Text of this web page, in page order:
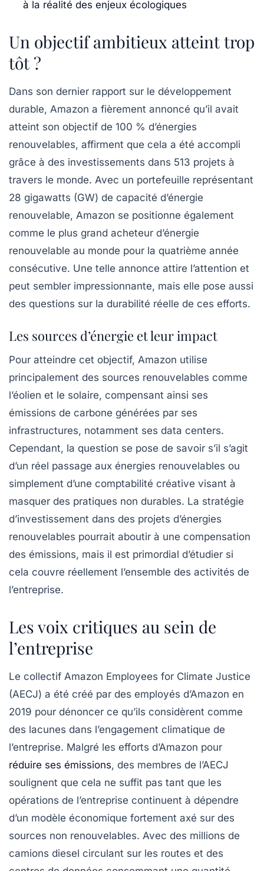
à la réalité des enjeux écologiques
Un objectif ambitieux atteint trop
tôt ?
Dans son dernier rapport sur le développement
durable, Amazon a fièrement annoncé qu’il avait
atteint son objectif de 100 % d’énergies
renouvelables, affirment que cela a été accompli
grâce à des investissements dans 513 projets à
travers le monde. Avec un portefeuille représentant
28 gigawatts (GW) de capacité d’énergie
renouvelable, Amazon se positionne également
comme le plus grand acheteur d’énergie
renouvelable au monde pour la quatrième année
consécutive. Une telle annonce attire l’attention et
peut sembler impressionnante, mais elle pose aussi
des questions sur la durabilité réelle de ces efforts.
Les sources d’énergie et leur impact
Pour atteindre cet objectif, Amazon utilise
principalement des sources renouvelables comme
l’éolien et le solaire, compensant ainsi ses
émissions de carbone générées par ses
infrastructures, notamment ses data centers.
Cependant, la question se pose de savoir s’il s’agit
d’un réel passage aux énergies renouvelables ou
simplement d’une comptabilité créative visant à
masquer des pratiques non durables. La stratégie
d’investissement dans des projets d’énergies
renouvelables pourrait aboutir à une compensation
des émissions, mais il est primordial d’étudier si
cela couvre réellement l’ensemble des activités de
l’entreprise.
Les voix critiques au sein de
l’entreprise
Le collectif Amazon Employees for Climate Justice
(AECJ) a été créé par des employés d’Amazon en
2019 pour dénoncer ce qu’ils considèrent comme
des lacunes dans l’engagement climatique de
l’entreprise. Malgré les efforts d’Amazon pour
réduire ses émissions, des membres de l’AECJ
soulignent que cela ne suffit pas tant que les
opérations de l’entreprise continuent à dépendre
d’un modèle économique fortement axé sur des
sources non renouvelables. Avec des millions de
camions diesel circulant sur les routes et des